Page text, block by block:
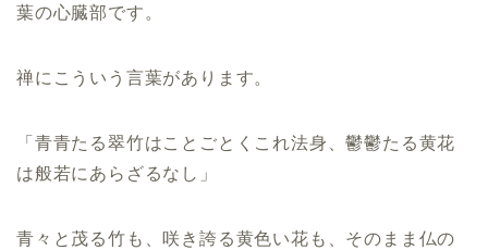
葉の心臓部です。
禅にこういう言葉があります。
「青青たる翠竹はことごとくこれ法身、鬱鬱たる黄花
は般若にあらざるなし」
青々と茂る竹も、咲き誇る黄色い花も、そのまま仏の